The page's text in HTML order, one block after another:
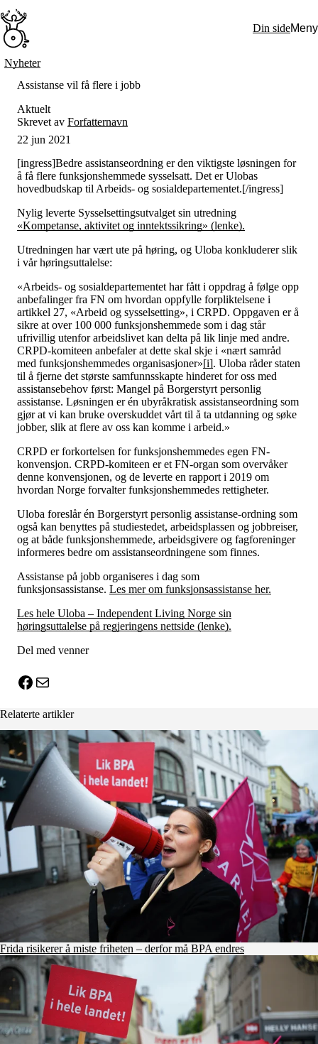
til
hovedinnhold
Din sideMeny
Søk:
Hva vi gjør
BPA – Borgerstyrt personlig assistanse
BPA og kommunen
Beslutningsstøtteråd
Funksjonsassistanse
Stolte, sterke og synlige historier
Ti gode grunner til å velge Uloba
Engasjer deg
Bli medlem
Bli assistent
Kampsaker
Arrangementer
Independent Living-festivalen
Skansgård-forelesningen
Medlemsrådet
Bente Skansgårds Independent Living-fond
Om oss
Nyheter
Tall og fakta
Om Uloba
Kontakt Uloba
Supportsenter
Nyheter
Assistanse vil få flere i jobb
Aktuelt
Skrevet av Forfatternavn
22 jun 2021
[ingress]Bedre assistanseordning er den viktigste løsningen for
å få flere funksjonshemmede sysselsatt. Det er Ulobas
hovedbudskap til Arbeids- og sosialdepartementet.[/ingress]
Nylig leverte Sysselsettingsutvalget sin utredning
«Kompetanse, aktivitet og inntektssikring» (lenke).
Utredningen har vært ute på høring, og Uloba konkluderer slik
i vår høringsuttalelse:
«Arbeids- og sosialdepartementet har fått i oppdrag å følge opp
anbefalinger fra FN om hvordan oppfylle forpliktelsene i
artikkel 27, «Arbeid og sysselsetting», i CRPD. Oppgaven er å
sikre at over 100 000 funksjonshemmede som i dag står
ufrivillig utenfor arbeidslivet kan delta på lik linje med andre.
CRPD-komiteen anbefaler at dette skal skje i «nært samråd
med funksjonshemmedes organisasjoner»[i]. Uloba råder staten
til å fjerne det største samfunnsskapte hinderet for oss med
assistansebehov først: Mangel på Borgerstyrt personlig
assistanse. Løsningen er én ubyråkratisk assistanseordning som
gjør at vi kan bruke overskuddet vårt til å ta utdanning og søke
jobber, slik at flere av oss kan komme i arbeid.»
CRPD er forkortelsen for funksjonshemmedes egen FN-
konvensjon. CRPD-komiteen er et FN-organ som overvåker
denne konvensjonen, og de leverte en rapport i 2019 om
hvordan Norge forvalter funksjonshemmedes rettigheter.
Uloba foreslår én Borgerstyrt personlig assistanse-ordning som
også kan benyttes på studiestedet, arbeidsplassen og jobbreiser,
og at både funksjonshemmede, arbeidsgivere og fagforeninger
informeres bedre om assistanseordningene som finnes.
Assistanse på jobb organiseres i dag som
funksjonsassistanse. Les mer om funksjonsassistanse her.
Les hele Uloba – Independent Living Norge sin
høringsuttalelse på regjeringens nettside (lenke).
Del med venner
X
Facebook
E-post
Relaterte artikler
Frida risikerer å miste friheten – derfor må BPA endres